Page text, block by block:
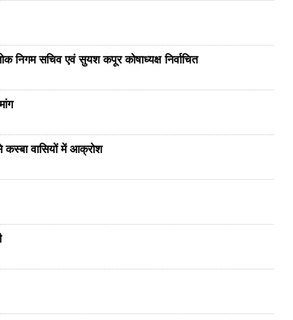
निगम सचिव एवं सुयश कपूर कोषाध्यक्ष निर्वाचित
कस्बा वासियों में आक्रोश